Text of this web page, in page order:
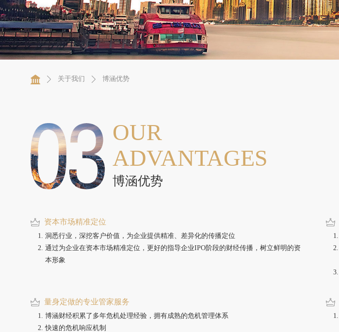
关于我们 博涵优势
OUR
ADVANTAGES
博涵优势
资本市场精准定位
洞悉行业，深挖客户价值，为企业提供精准、差异化的传播定位
通过为企业在资本市场精准定位，更好的指导企业IPO阶段的财经传播，树立鲜明的资
本形象
量身定做的专业管家服务
博涵财经积累了多年危机处理经验，拥有成熟的危机管理体系
快速的危机响应机制